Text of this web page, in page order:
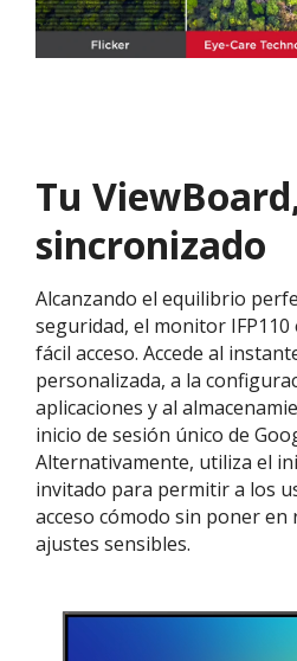
Tu
sincronizado
Alcanzando el equilibrio
seguridad, el monitor
fácil acceso. Accede al
personalizada, a la
aplicaciones y al
inicio de sesión único de
Alternativamente, utiliza el
invitado para permitir a los
acceso cómodo sin poner en
ajustes sensibles.